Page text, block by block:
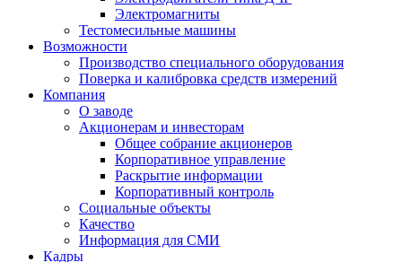
Электромагниты
Тестомесильные машины
Возможности
Производство специального оборудования
Поверка и калибровка средств измерений
Компания
О заводе
Акционерам и инвесторам
Общее собрание акционеров
Корпоративное управление
Раскрытие информации
Корпоративный контроль
Социальные объекты
Качество
Информация для СМИ
Кадры